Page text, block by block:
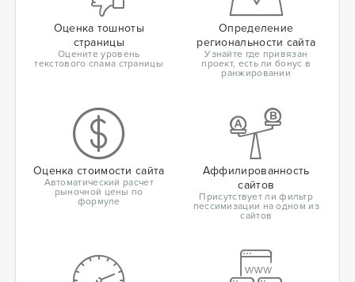
Оценка тошноты
страницы
Оцените уровень
текстового спама страницы
Определение
региональности сайта
Узнайте где привязан
проект, есть ли бонус в
ранжировании
Оценка стоимости сайта
Автоматический расчет
рыночной цены по
формуле
Аффилированность
сайтов
Присутствует ли фильтр
пессимизации на одном из
сайтов